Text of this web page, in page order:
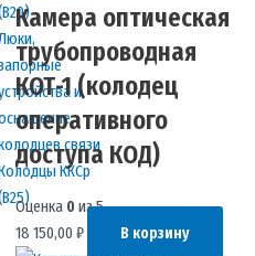
и
связи
ККСр
Камера оптическая
трубопроводная
КОТ-1 (колодец
оперативного
доступа КОД)
Оценка 0 из 5
18 150,00 ₽ В корзину